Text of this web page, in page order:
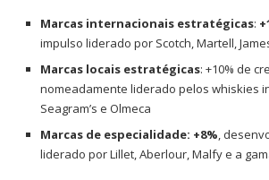
Marcas internacionais estratégicas:
impulso liderado por Scotch, Martell,
Marcas locais estratégicas: +10% de
nomeadamente liderado pelos whiskies
Seagram’s e Olmeca
Marcas de especialidade: +8%,
liderado por Lillet, Aberlour, Malfy e a